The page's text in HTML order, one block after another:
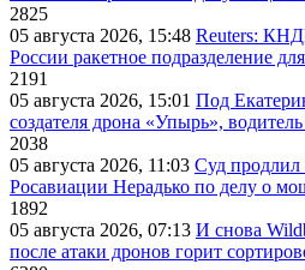
2825
05 августа 2026, 15:48 Reuters:
России ракетное подразделение
2191
05 августа 2026, 15:01 Под
создателя дрона «Упырь»,
2038
05 августа 2026, 11:03 Суд продлил
Росавиации Нерадько по делу о
1892
05 августа 2026, 07:13 И снова
после атаки дронов горит